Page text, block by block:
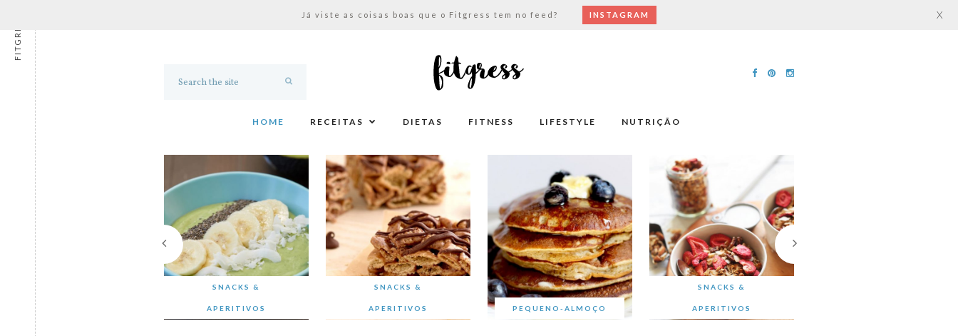
HOME RECEITAS DIETAS FITNESS LIFESTYLE NUTRIÇÃO
SNACKS &
APERITIVOS
SNACKS &
APERITIVOS PEQUENO-ALMOÇO
SNACKS &
APERITIVOS
FITGRESS Já viste as coisas boas que o Fitgress tem no feed? INSTAGRAM X